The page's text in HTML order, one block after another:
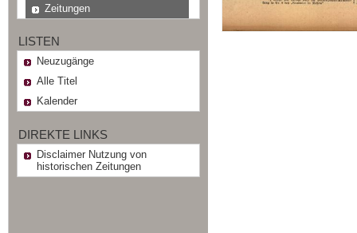
Zeitungen
LISTEN
Neuzugänge
Alle Titel
Kalender
DIREKTE LINKS
Disclaimer Nutzung von
historischen Zeitungen